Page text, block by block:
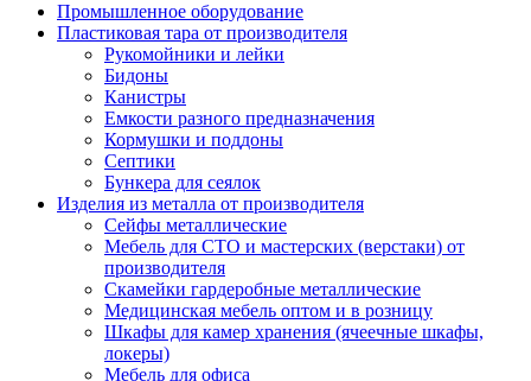
Промышленное оборудование
Пластиковая тара от производителя
Рукомойники и лейки
Бидоны
Канистры
Емкости разного предназначения
Кормушки и поддоны
Септики
Бункера для сеялок
Изделия из металла от производителя
Сейфы металлические
Мебель для СТО и мастерских (верстаки) от
производителя
Скамейки гардеробные металлические
Медицинская мебель оптом и в розницу
Шкафы для камер хранения (ячеечные шкафы,
локеры)
Мебель для офиса